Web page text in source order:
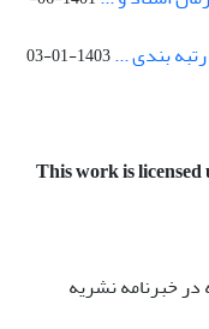
بندی ...1403-01-03
This work is
در خبرنامه نشریه